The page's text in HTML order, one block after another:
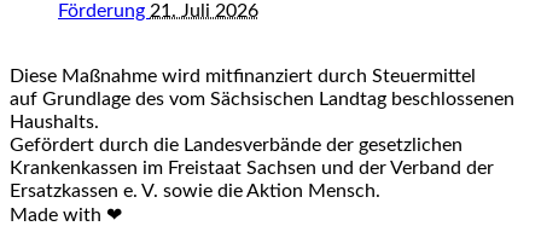
Förderung 21. Juli 2026
Diese Maßnahme wird mitfinanziert durch Steuermittel
auf Grundlage des vom Sächsischen Landtag beschlossenen
Haushalts.
Gefördert durch die Landesverbände der gesetzlichen
Krankenkassen im Freistaat Sachsen und der Verband der
Ersatzkassen e. V. sowie die Aktion Mensch.
Made with ❤